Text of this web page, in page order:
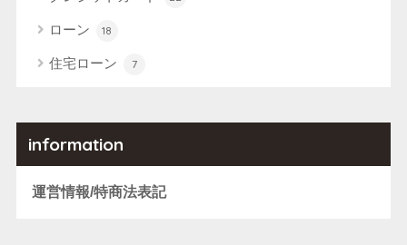
ローン 18
住宅ローン 7
information
運営情報/特商法表記